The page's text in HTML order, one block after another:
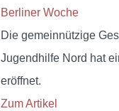
Berliner Woche
Die gemeinnützige
Jugendhilfe Nord hat
eröffnet.
Zum Artikel